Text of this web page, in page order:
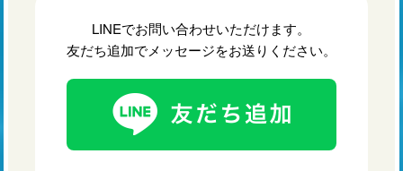
LINEでお問い合わせいただけます。
友だち追加でメッセージをお送りください。